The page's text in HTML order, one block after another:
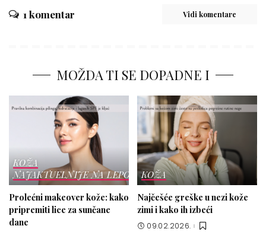
1 komentar Vidi komentare
MOŽDA TI SE DOPADNE I
KOŽA
NAJAKTUELNIJE NA LEPOTICI
Prolećni makeover kože: kako
pripremiti lice za sunčane
dane
KOŽA
Najčešće greške u nezi kože
zimi i kako ih izbeći
09.02.2026.